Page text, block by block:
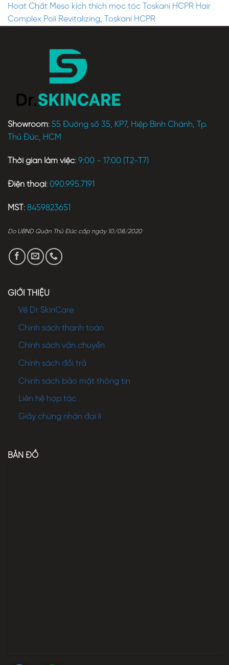
Hoạt Chất Meso kích thích mọc tóc Toskani HCPR Hair
Complex Poli Revitalizing, Toskani HCPR
Showroom: 55 Đường số 35, KP7, Hiệp Bình Chánh, Tp.
Thủ Đức, HCM
Thời gian làm việc: 9:00 - 17:00 (T2-T7)
Điện thoại: 090.995.7191
MST : 8459823651
Do UBND Quận Thủ Đức cấp ngày 10/08/2020
GIỚI THIỆU
Về Dr SkinCare
Chính sách thanh toán
Chính sách vận chuyển
Chính sách đổi trả
Chính sách bảo mật thông tin
Liên hệ hợp tác
Giấy chứng nhận đại lí
BẢN ĐỒ